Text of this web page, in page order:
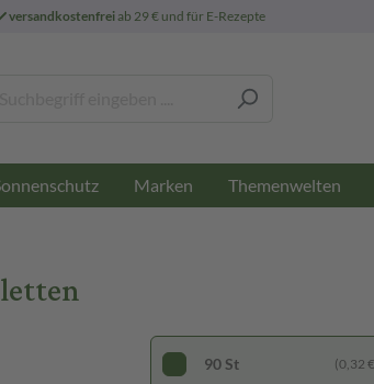
versandkostenfreiab 29 € und für E-Rezepte
Marken Themenwelten
90 St (0,32